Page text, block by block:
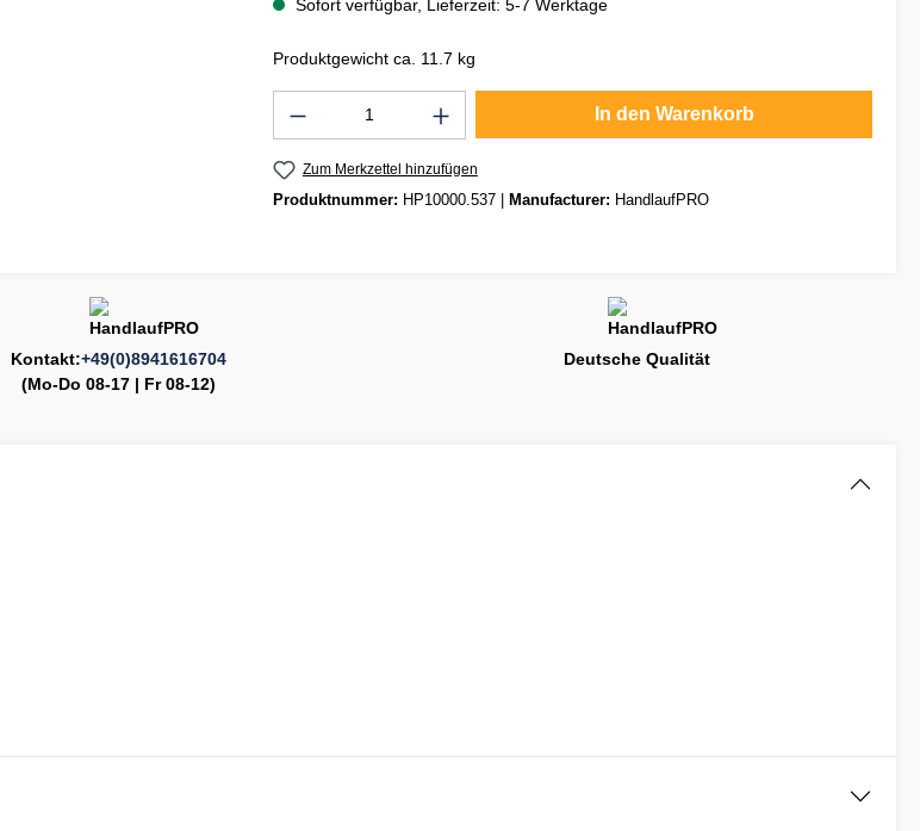
Sofort verfügbar, Lieferzeit: 5-7 Werktage
Produktgewicht ca. 11.7 kg
Produkt Anzahl: Gib den gewünschten Wert ein
In den Warenkorb
Zum Merkzettel hinzufügen
Produktnummer: HP10000.537 Manufacturer: HandlaufPRO
Kontakt:+49(0)8941616704
(Mo-Do 08-17 | Fr 08-12)
Deutsche Qualität